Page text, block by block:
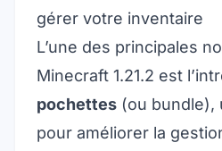
gérer votre inventaire
L’une des principales
Minecraft 1.21.2 est
pochettes (ou bundle),
pour améliorer la